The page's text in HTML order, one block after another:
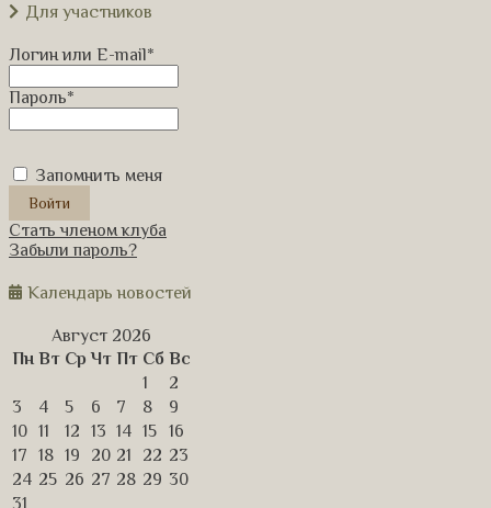
Для участников
Логин или E-mail*
Пароль*
Запомнить меня
Стать членом клуба
Забыли пароль?
Календарь новостей
Август 2026
Пн Вт Ср Чт Пт Сб Вс
1
2
3
4 5 6 7 8
9
10 11 12 13 14 15
16
17
18 19 20 21 22 23
24 25 26 27 28 29 30
31